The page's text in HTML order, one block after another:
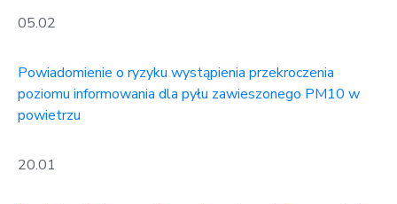
05.02
Powiadomienie o ryzyku wystąpienia przekroczenia
poziomu informowania dla pyłu zawieszonego PM10 w
powietrzu
20.01